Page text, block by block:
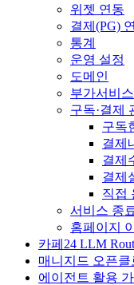
위젯 연동
결제(PG)
통계
운영 설정
도메인
부가서비스
구독·결제
구독
결제
결제
결제
직접
서비스 종
홈페이지
카페24 LLM
매니지드 오픈클
에이전트 활용